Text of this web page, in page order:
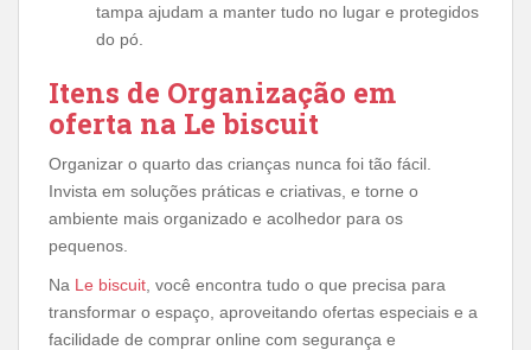
tampa ajudam a manter tudo no lugar e protegidos
do pó.
Itens de Organização em
oferta na Le biscuit
Organizar o quarto das crianças nunca foi tão fácil.
Invista em soluções práticas e criativas, e torne o
ambiente mais organizado e acolhedor para os
pequenos.
Na Le biscuit , você encontra tudo o que precisa para
transformar o espaço, aproveitando ofertas especiais e a
facilidade de comprar online com segurança e